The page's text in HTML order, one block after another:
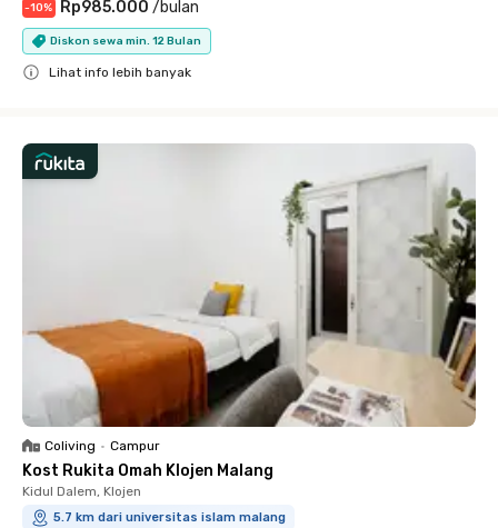
-10% Rp985.000 /bulan
Diskon sewa min. 12 Bulan
Lihat info lebih banyak
Coliving • Campur
Kost Rukita Omah Klojen Malang
Kidul Dalem, Klojen
5.7 km dari universitas islam malang